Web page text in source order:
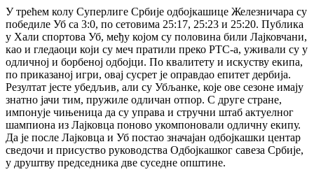
У трећем колу Суперлиге Србије одбојкашице Железничара су
победиле Уб са 3:0, по сетовима 25:17, 25:23 и 25:20. Публика
у Хали спортова Уб, међу којом су половина били Лајковчани,
као и гледаоци који су меч пратили преко РТС-а, уживали су у
одличној и борбеној одбојци. По квалитету и искуству екипа,
по приказаној игри, овај сусрет је оправдао епитет дербија.
Резултат јесте убедљив, али су Убљанке, које ове сезоне имају
знатно јачи тим, пружиле одличан отпор. С друге стране,
импонује чињеница да су управа и стручни штаб актуелног
шампиона из Лајковца поново укомпоновали одличну екипу.
Да је после Лајковца и Уб постао значајан одбојкашки центар
сведочи и присуство руководства Одбојкашког савеза Србије,
у друштву председника две суседне општине.